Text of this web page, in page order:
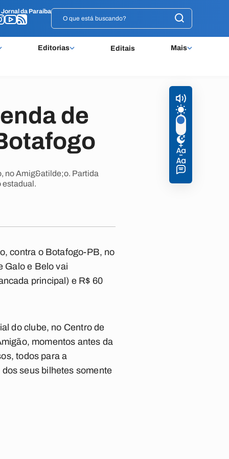
Jornal da Paraíba
Editorias Editais Mais
Jornal da Paraíba
de
no Amig&atilde;o. Partida
estadual.
contra o Botafogo-PB, no
Galo e Belo vai
principal) e R$ 60
do clube, no Centro de
momentos antes da
todos para a
seus bilhetes somente